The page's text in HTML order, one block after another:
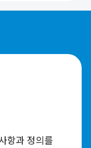
항과 정의를